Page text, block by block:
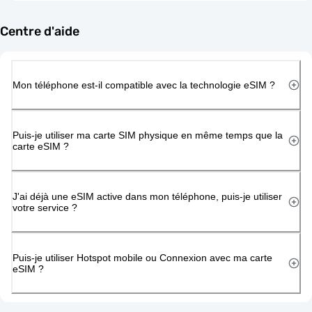
Centre d'aide
Mon téléphone est-il compatible avec la technologie eSIM ?
Puis-je utiliser ma carte SIM physique en même temps que la
carte eSIM ?
J'ai déjà une eSIM active dans mon téléphone, puis-je utiliser
votre service ?
Puis-je utiliser Hotspot mobile ou Connexion avec ma carte
eSIM ?